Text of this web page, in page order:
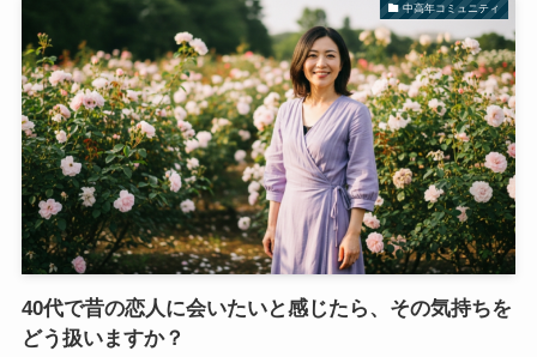
中高年コミュニティ
40代で昔の恋人に会いたいと感じたら、その気持ちを
どう扱いますか？